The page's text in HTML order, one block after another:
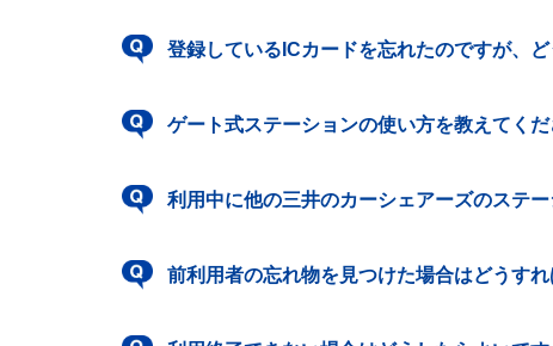
登録しているICカードを忘れたのですが、
ゲート式ステーションの使い方を教えてくだ
利用中に他の三井のカーシェアーズのステ
前利用者の忘れ物を見つけた場合はどうすれ